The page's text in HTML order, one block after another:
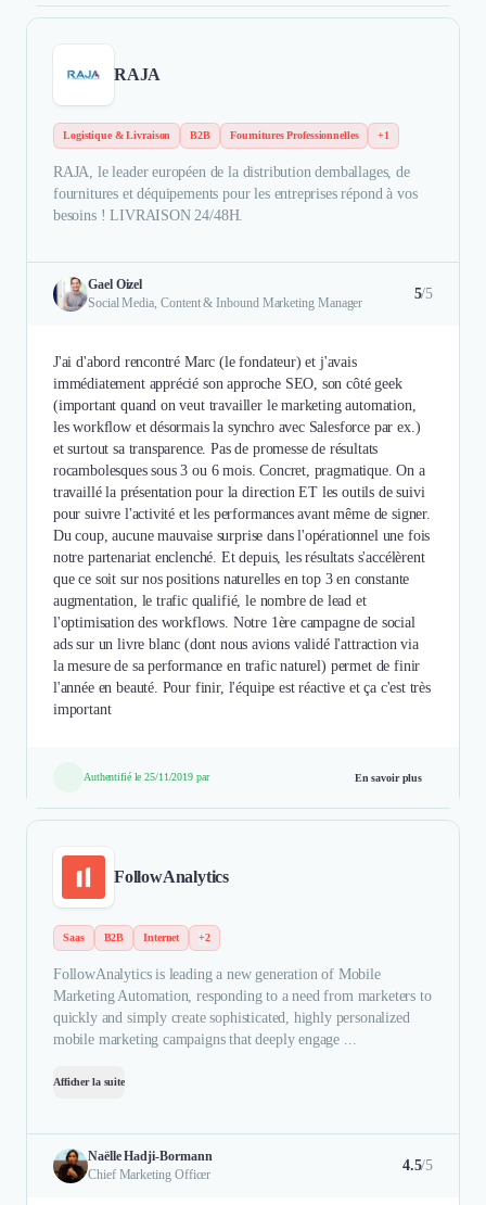
RAJA
Logistique & Livraison B2B Fournitures Professionnelles +1
RAJA, le leader européen de la distribution demballages, de
fournitures et déquipements pour les entreprises répond à vos
besoins ! LIVRAISON 24/48H.
Gael Oizel
Social Media, Content & Inbound Marketing Manager
5/5
J'ai d'abord rencontré Marc (le fondateur) et j'avais
immédiatement apprécié son approche SEO, son côté geek
(important quand on veut travailler le marketing automation,
les workflow et désormais la synchro avec Salesforce par ex.)
et surtout sa transparence. Pas de promesse de résultats
rocambolesques sous 3 ou 6 mois. Concret, pragmatique. On a
travaillé la présentation pour la direction ET les outils de suivi
pour suivre l'activité et les performances avant même de signer.
Du coup, aucune mauvaise surprise dans l'opérationnel une fois
notre partenariat enclenché. Et depuis, les résultats s'accélèrent
que ce soit sur nos positions naturelles en top 3 en constante
augmentation, le trafic qualifié, le nombre de lead et
l'optimisation des workflows. Notre 1ère campagne de social
ads sur un livre blanc (dont nous avions validé l'attraction via
la mesure de sa performance en trafic naturel) permet de finir
l'année en beauté. Pour finir, l'équipe est réactive et ça c'est très
important
Authentifié le 25/11/2019 par En savoir plus
FollowAnalytics
Saas B2B Internet +2
FollowAnalytics is leading a new generation of Mobile
Marketing Automation, responding to a need from marketers to
quickly and simply create sophisticated, highly personalized
mobile marketing campaigns that deeply engage ...
Afficher la suite
Naëlle Hadji-Bormann
Chief Marketing Officer
4.5/5